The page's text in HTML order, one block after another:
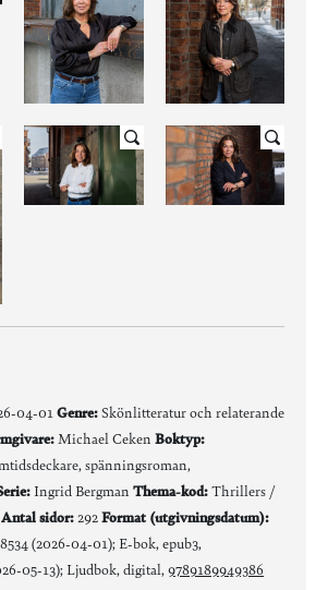
04-01 Genre: Skönlitteratur och relaterande
Michael Ceken Boktyp:
spänningsroman,
Ingrid Bergman Thema-kod: Thrillers /
Antal sidor: 292 Format (utgivningsdatum):
(2026-04-01); E-bok, epub3,
05-13); Ljudbok, digital, 9789189949386